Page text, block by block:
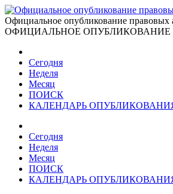
Официальное опубликование правовых
ОФИЦИАЛЬНОЕ ОПУБЛИКОВАНИЕ
Сегодня
Неделя
Месяц
ПОИСК
КАЛЕНДАРЬ
Сегодня
Неделя
Месяц
ПОИСК
КАЛЕНДАРЬ